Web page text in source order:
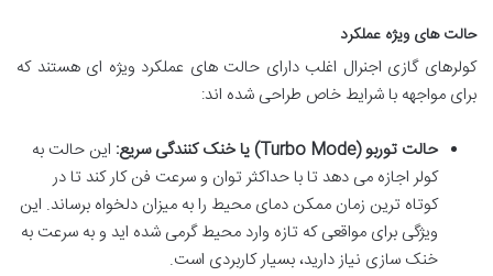
حالت های ویژه عملکرد
کولرهای گازی اجنرال اغلب دارای حالت های عملکرد ویژه ای هستند که
برای مواجهه با شرایط خاص طراحی شده اند:
حالت توربو (Turbo Mode) یا خنک کنندگی سریع:
این حالت به
کولر اجازه می دهد تا با حداکثر توان و سرعت فن کار کند تا در
کوتاه ترین زمان ممکن دمای محیط را به میزان دلخواه برساند. این
ویژگی برای مواقعی که تازه وارد محیط گرمی شده اید و به سرعت به
خنک سازی نیاز دارید، بسیار کاربردی است.